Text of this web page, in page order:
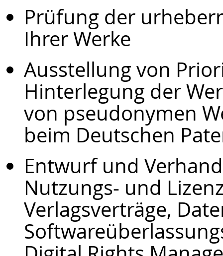
Prüfung der
Ihrer Werke
Ausstellung von
Hinterlegung der
von pseudonymen
beim Deutschen
Entwurf und
Nutzungs- und
Verlagsverträge,